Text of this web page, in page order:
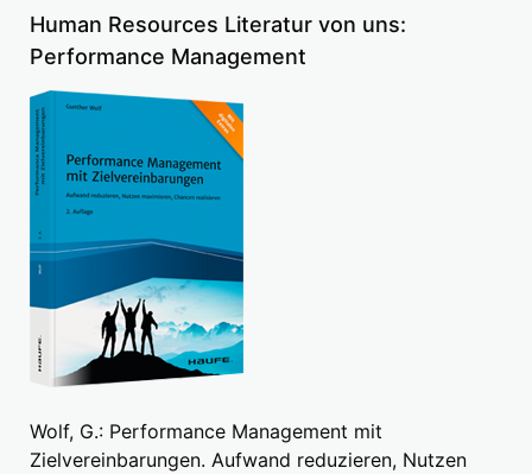
Human Resources Literatur von uns:
Performance Management
Wolf, G.: Performance Management mit
Zielvereinbarungen. Aufwand reduzieren, Nutzen